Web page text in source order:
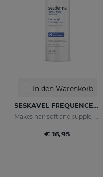
In den Warenkorb
SESKAVEL FREQUENCE Frequenzshampoo
Makes hair soft and supple, protecting it from oxidative damage and external agents.
€ 16,95